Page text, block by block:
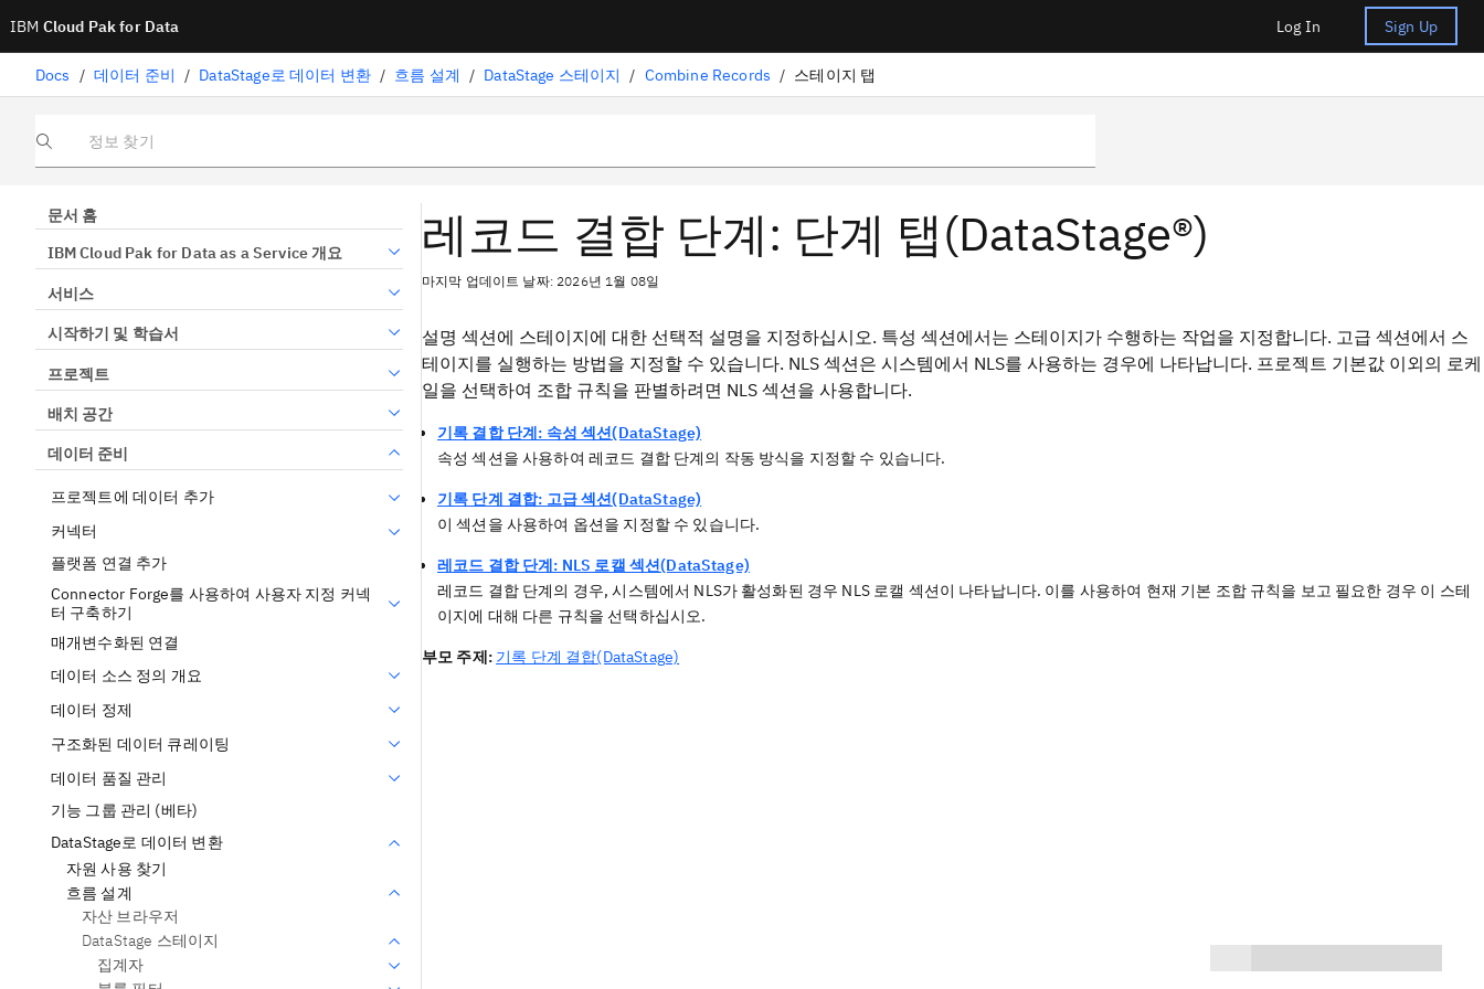
IBM Cloud Pak for Data Log In Sign Up
Docs / 데이터 준비 / DataStage로 데이터 변환 / 흐름 설계 / DataStage 스테이지 / Combine Records / 스테이지 탭
정보 찾기
문서 홈
IBM Cloud Pak for Data as a Service 개요
서비스
시작하기 및 학습서
프로젝트
배치 공간
데이터 준비
프로젝트에 데이터 추가
커넥터
플랫폼 연결 추가
Connector Forge를 사용하여 사용자 지정 커넥
터 구축하기
매개변수화된 연결
데이터 소스 정의 개요
데이터 정제
구조화된 데이터 큐레이팅
데이터 품질 관리
기능 그룹 관리 (베타)
DataStage로 데이터 변환
자원 사용 찾기
흐름 설계
자산 브라우저
DataStage 스테이지
집계자
레코드 결합 단계: 단계 탭(DataStage®)
마지막 업데이트 날짜: 2026년 1월 08일
설명 섹션에 스테이지에 대한 선택적 설명을 지정하십시오. 특성 섹션에서는 스테이지가 수행하는 작업을 지정합니다. 고급 섹션에서 스
테이지를 실행하는 방법을 지정할 수 있습니다. NLS 섹션은 시스템에서 NLS를 사용하는 경우에 나타납니다. 프로젝트 기본값 이외의 로케
일을 선택하여 조합 규칙을 판별하려면 NLS 섹션을 사용합니다.
기록 결합 단계: 속성 섹션(DataStage)
속성 섹션을 사용하여 레코드 결합 단계의 작동 방식을 지정할 수 있습니다.
기록 단계 결합: 고급 섹션(DataStage)
이 섹션을 사용하여 옵션을 지정할 수 있습니다.
레코드 결합 단계: NLS 로캘 섹션(DataStage)
레코드 결합 단계의 경우, 시스템에서 NLS가 활성화된 경우 NLS 로캘 섹션이 나타납니다. 이를 사용하여 현재 기본 조합 규칙을 보고 필요한 경우 이 스테
이지에 대해 다른 규칙을 선택하십시오.
부모 주제: 기록 단계 결합(DataStage)